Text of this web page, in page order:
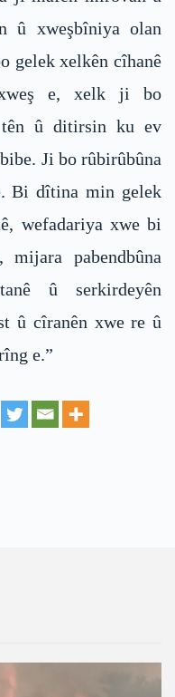
û xweşbîniya olan
gelek xelkên cîhanê
xweş e, xelk ji bo
tên û ditirsin ku ev
Ji bo rûbirûbûna
Bi dîtina min gelek
wefadariya xwe bi
pabendbûna
û serkirdeyên
û cîranên xwe re û
e.”